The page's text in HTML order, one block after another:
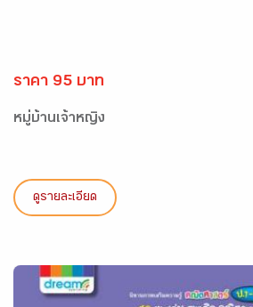
ราคา 95 บาท
หมู่บ้านเจ้าหญิง
ดูรายละเอียด